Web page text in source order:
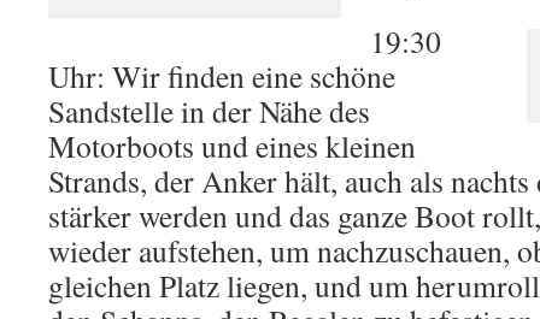
19:30
Uhr: Wir finden eine schöne
Sandstelle in der Nähe des
Motorboots und eines kleinen
Strands, der Anker hält, auch als
stärker werden und das ganze Boot
wieder aufstehen, um nachzuschauen,
gleichen Platz liegen, und um